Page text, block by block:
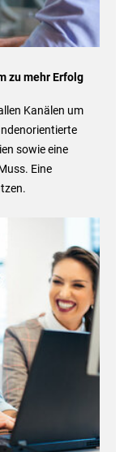
zu mehr Erfolg
Kanälen um
sowie eine
Eine